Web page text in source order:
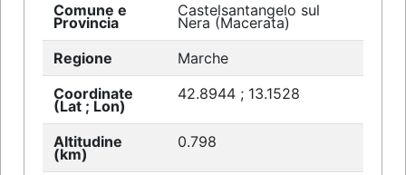
Comune e
Provincia
Castelsantangelo sul
Nera (Macerata)
Regione
Marche
Coordinate
(Lat ; Lon)
42.8944 ; 13.1528
Altitudine
(km)
0.798